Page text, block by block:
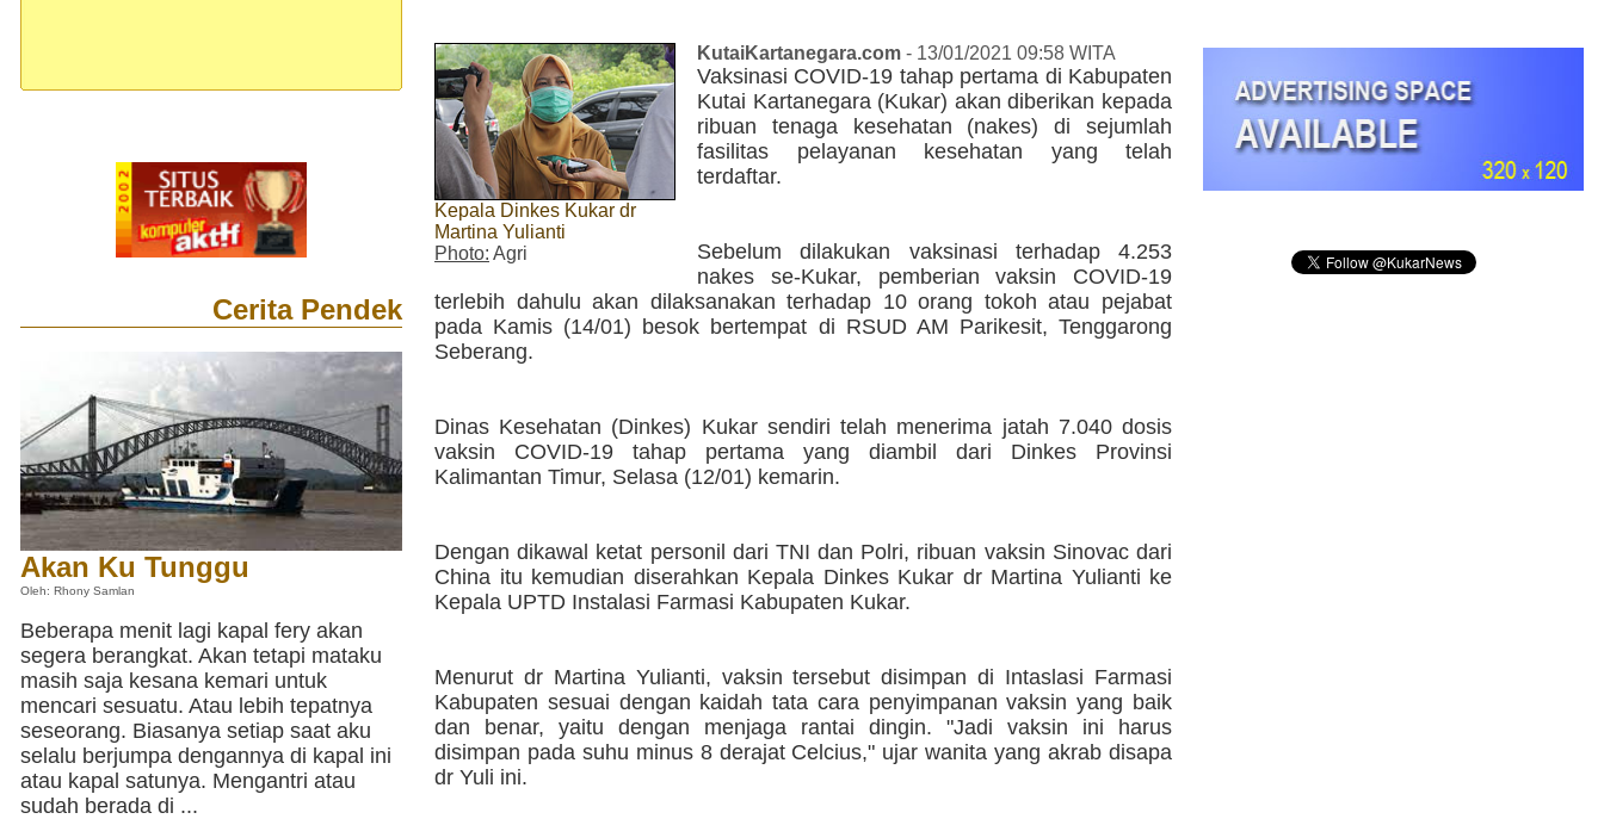
Cerita Pendek
Akan Ku Tunggu
Oleh: Rhony Samlan
Beberapa menit lagi kapal fery akan
segera berangkat. Akan tetapi mataku
masih saja kesana kemari untuk
mencari sesuatu. Atau lebih tepatnya
seseorang. Biasanya setiap saat aku
selalu berjumpa dengannya di kapal ini
atau kapal satunya. Mengantri atau
sudah berada di ...
Kepala Dinkes Kukar dr
Martina Yulianti
Photo: Agri
KutaiKartanegara.com - 13/01/2021 09:58 WITA
Vaksinasi COVID-19 tahap pertama di Kabupaten
Kutai Kartanegara (Kukar) akan diberikan kepada
ribuan tenaga kesehatan (nakes) di sejumlah
fasilitas pelayanan kesehatan yang telah
terdaftar.
Sebelum dilakukan vaksinasi terhadap 4.253
nakes se-Kukar, pemberian vaksin COVID-19
terlebih dahulu akan dilaksanakan terhadap 10 orang tokoh atau pejabat
pada Kamis (14/01) besok bertempat di RSUD AM Parikesit, Tenggarong
Seberang.
Dinas Kesehatan (Dinkes) Kukar sendiri telah menerima jatah 7.040 dosis
vaksin COVID-19 tahap pertama yang diambil dari Dinkes Provinsi
Kalimantan Timur, Selasa (12/01) kemarin.
Dengan dikawal ketat personil dari TNI dan Polri, ribuan vaksin Sinovac dari
China itu kemudian diserahkan Kepala Dinkes Kukar dr Martina Yulianti ke
Kepala UPTD Instalasi Farmasi Kabupaten Kukar.
Menurut dr Martina Yulianti, vaksin tersebut disimpan di Intaslasi Farmasi
Kabupaten sesuai dengan kaidah tata cara penyimpanan vaksin yang baik
dan benar, yaitu dengan menjaga rantai dingin. "Jadi vaksin ini harus
disimpan pada suhu minus 8 derajat Celcius," ujar wanita yang akrab disapa
dr Yuli ini.